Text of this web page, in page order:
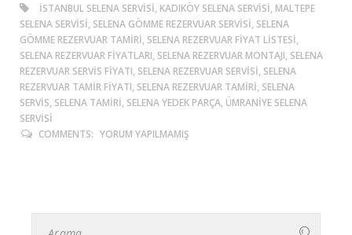
ISTANBUL SELENA SERVISI, KADIKÖY SELENA SERVISI, MALTEPE
SELENA SERVISI, SELENA GÖMME REZERVUAR SERVISI, SELENA
GÖMME REZERVUAR TAMIRI, SELENA REZERVUAR FIYAT LISTESI,
SELENA REZERVUAR FIYATLARI, SELENA REZERVUAR MONTAJI, SELENA
REZERVUAR SERVIS FIYATI, SELENA REZERVUAR SERVISI, SELENA
REZERVUAR TAMIR FIYATI, SELENA REZERVUAR TAMIRI, SELENA
SERVIS, SELENA TAMIRI, SELENA YEDEK PARÇA, ÜMRANIYE SELENA
SERVISI
COMMENTS: YORUM YAPILMAMIŞ